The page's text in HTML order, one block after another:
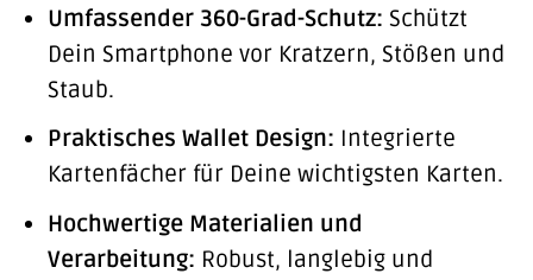
Umfassender 360-Grad-Schutz: Schützt
Dein Smartphone vor Kratzern, Stößen und
Staub.
Praktisches Wallet Design: Integrierte
Kartenfächer für Deine wichtigsten Karten.
Hochwertige Materialien und
Verarbeitung: Robust, langlebig und